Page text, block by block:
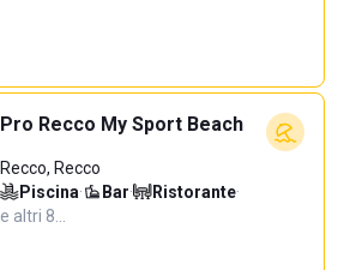
Pro Recco My Sport Beach
Recco, Recco
Piscina· Bar· Ristorante·
e altri 8…